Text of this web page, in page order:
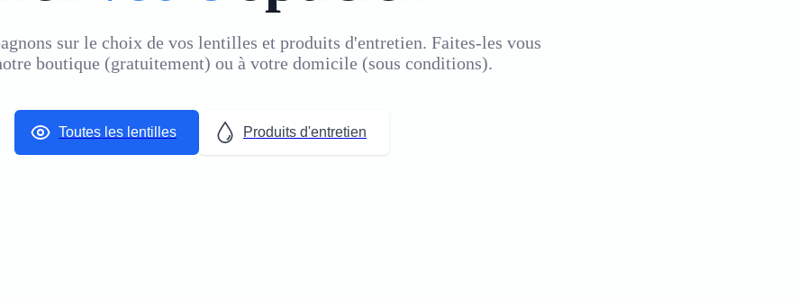
sur le choix de vos lentilles et produits d'entretien. Faites-les vous
boutique (gratuitement) ou à votre domicile (sous conditions).
Toutes les lentilles Produits d'entretien